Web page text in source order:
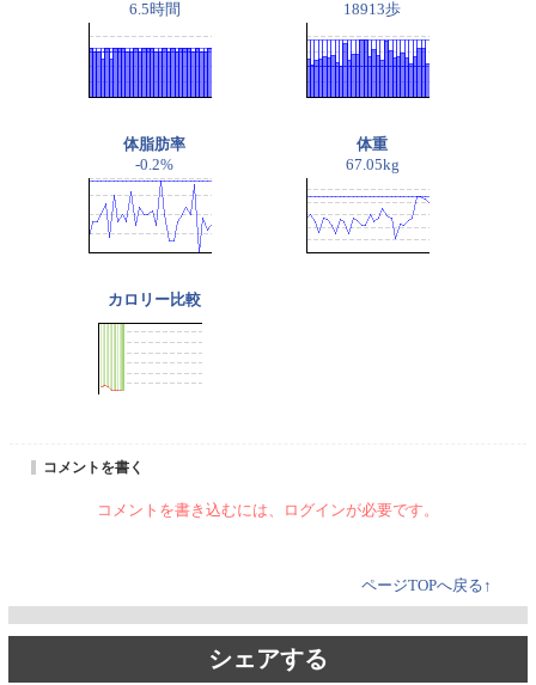
6.5時間
18913歩
体脂肪率
-0.2%
体重
67.05kg
カロリー比較
コメントを書く
コメントを書き込むには、ログインが必要です。
ページTOPへ戻る↑
シェアする